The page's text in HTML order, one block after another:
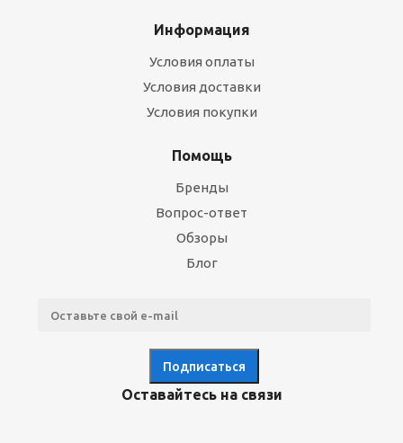
Информация
Условия оплаты
Условия доставки
Условия покупки
Помощь
Бренды
Вопрос-ответ
Обзоры
Блог
Оставайтесь на связи